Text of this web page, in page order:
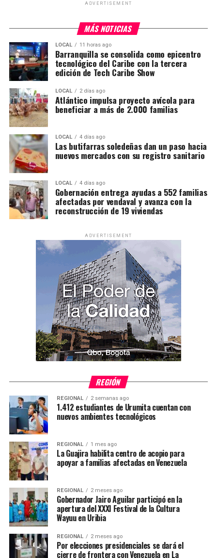
ADVERTISEMENT
MÁS NOTICIAS
LOCAL 11 horas ago
Barranquilla se consolida como epicentro
tecnológico del Caribe con la tercera
edición de Tech Caribe Show
LOCAL 2 días ago
Atlántico impulsa proyecto avícola para
beneficiar a más de 2.000 familias
LOCAL 4 días ago
Las butifarras soledeñas dan un paso hacia
nuevos mercados con su registro sanitario
LOCAL 4 días ago
Gobernación entrega ayudas a 552 familias
afectadas por vendaval y avanza con la
reconstrucción de 19 viviendas
ADVERTISEMENT
REGIÓN
REGIONAL 2 semanas ago
1.412 estudiantes de Urumita cuentan con
nuevos ambientes tecnológicos
REGIONAL 1 mes ago
La Guajira habilita centro de acopio para
apoyar a familias afectadas en Venezuela
REGIONAL 2 meses ago
Gobernador Jairo Aguilar participó en la
apertura del XXXI Festival de la Cultura
Wayuu en Uribia
REGIONAL 2 meses ago
Por elecciones presidenciales se dará el
cierre de frontera con Venezuela en La